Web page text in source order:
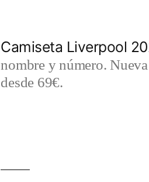
Camiseta Liverpool
nombre y número.
desde 69€.